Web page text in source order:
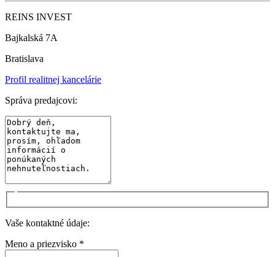
REINS INVEST
Bajkalská 7A
Bratislava
Profil realitnej kancelárie
Správa predajcovi:
Vaše kontaktné údaje:
Meno a priezvisko *